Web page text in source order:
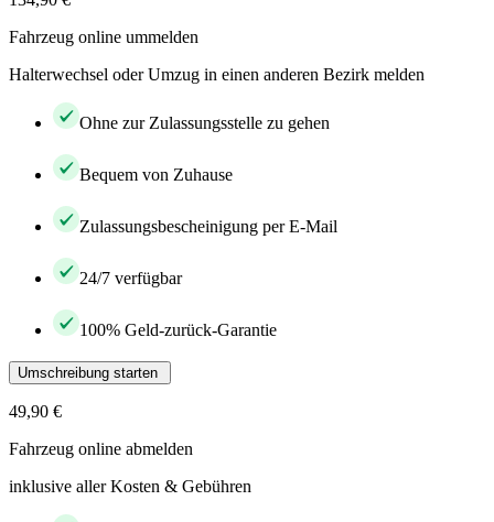
Fahrzeug online ummelden
Halterwechsel oder Umzug in einen anderen Bezirk melden
Ohne zur Zulassungsstelle zu gehen
Bequem von Zuhause
Zulassungsbescheinigung per E-Mail
24/7 verfügbar
100% Geld-zurück-Garantie
Umschreibung starten
49,90 €
Fahrzeug online abmelden
inklusive aller Kosten & Gebühren